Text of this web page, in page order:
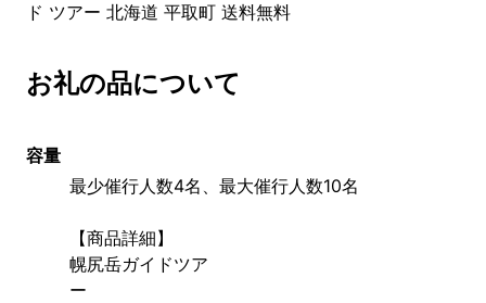
ド ツアー 北海道 平取町 送料無料
お礼の品について
容量
最少催行人数4名、最大催行人数10名
【商品詳細】
幌尻岳ガイドツア